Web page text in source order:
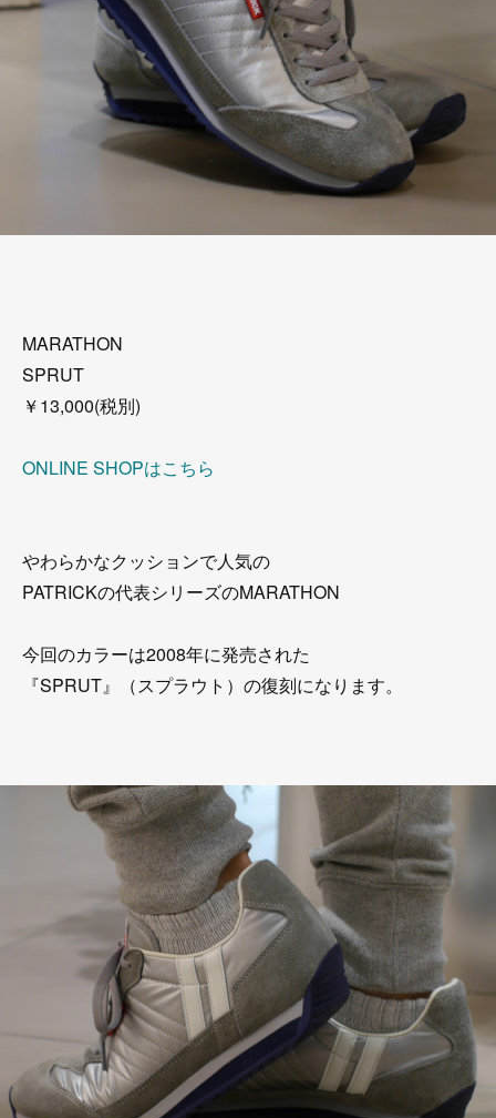
MARATHON
SPRUT
￥13,000(税別)
ONLINE SHOPはこちら
やわらかなクッションで人気の
PATRICKの代表シリーズのMARATHON
今回のカラーは2008年に発売された
『SPRUT』（スプラウト）の復刻になります。